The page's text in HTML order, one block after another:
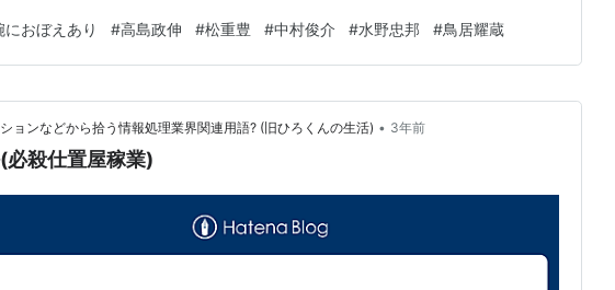
ずもめごと仲裁つかまつり候」の看板を掲げる。平四郎は離縁話の仲裁や盗人仲
打ちなど、ちょっとした知恵や…
におぼえあり #高島政伸 #松重豊 #中村俊介 #水野忠邦 #鳥居耀蔵
ョンなどから拾う情報処理業界関連用語? (旧ひろくんの生活) • 3年前
必殺仕置屋稼業)